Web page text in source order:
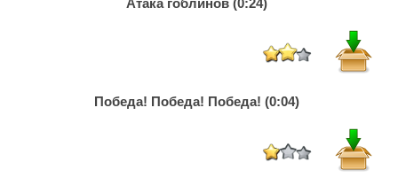
Победа! Победа! Победа! (0:04)